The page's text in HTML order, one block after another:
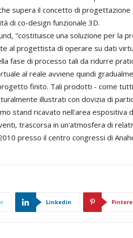
supera il concetto di progettazione
di co-design funzionale 3D.
"costituisce una soluzione per la
al progettista di operare su dati
fase di processo tali da ridurre
al reale avviene quindi
finito. Tali prodotti - come
illustrati con dovizia di
stand ricavato nell'area espositiva
trascorsa in un'atmosfera di
presso il centro congressi di
Linkedin